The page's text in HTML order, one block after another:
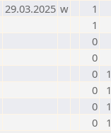
29.03.2025 w
1
1
0
0
0
0
0
0